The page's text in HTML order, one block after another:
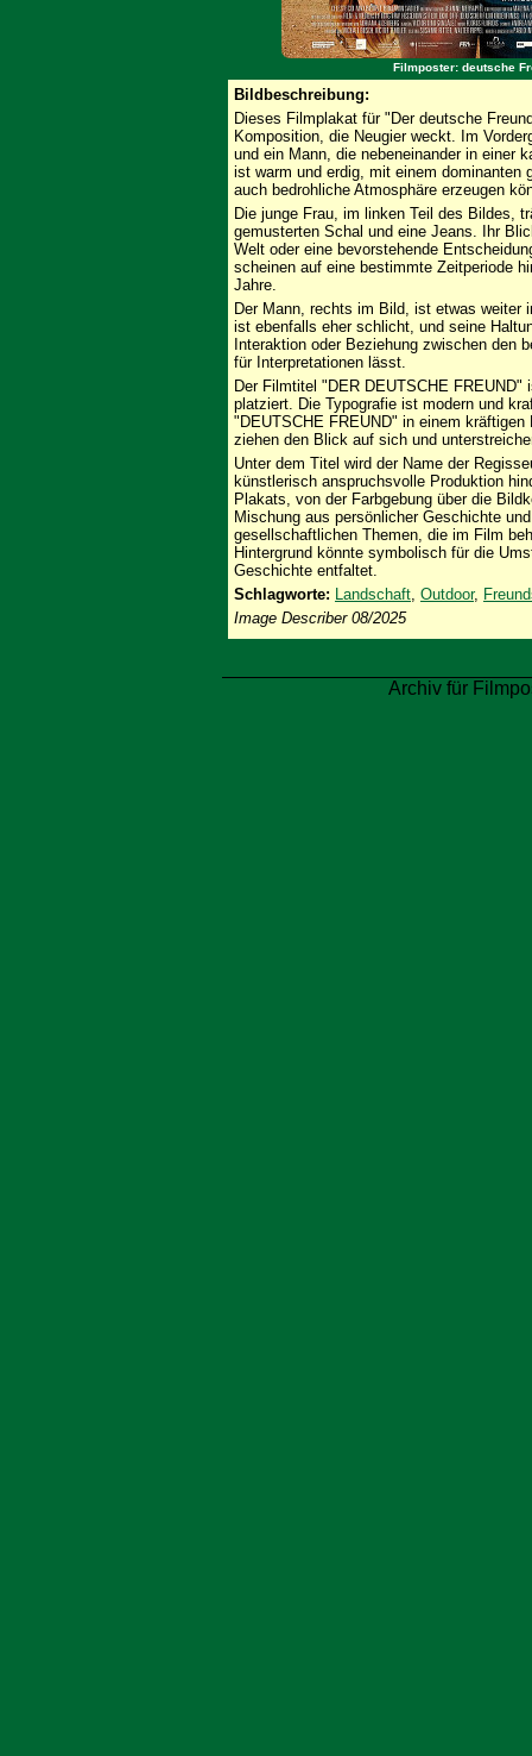
Filmposter: deutsche
Bildbeschreibung:
Dieses Filmplakat für "Der deutsche
Komposition, die Neugier weckt. Im
und ein Mann, die nebeneinander in einer
ist warm und erdig, mit einem dominanten
auch bedrohliche Atmosphäre erzeugen
Die junge Frau, im linken Teil des Bildes,
gemusterten Schal und eine Jeans. Ihr
Welt oder eine bevorstehende
scheinen auf eine bestimmte Zeitperiode
Jahre.
Der Mann, rechts im Bild, ist etwas weiter
ist ebenfalls eher schlicht, und seine
Interaktion oder Beziehung zwischen den
für Interpretationen lässt.
Der Filmtitel "DER DEUTSCHE
platziert. Die Typografie ist modern und
"DEUTSCHE FREUND" in einem
ziehen den Blick auf sich und
Unter dem Titel wird der Name der
künstlerisch anspruchsvolle Produktion
Plakats, von der Farbgebung über die
Mischung aus persönlicher Geschichte
gesellschaftlichen Themen, die im Film
Hintergrund könnte symbolisch für die
Geschichte entfaltet.
Schlagworte: Landschaft, Outdoor,
Image Describer 08/2025
Archiv für